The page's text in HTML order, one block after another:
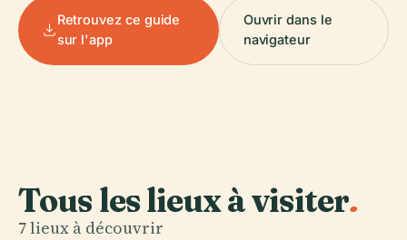
Retrouvez ce guide
sur l'app
Ouvrir dans le
navigateur
Tous les lieux à visiter.
7 lieux à découvrir